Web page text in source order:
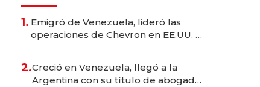
1. Emigró de Venezuela, lideró las
operaciones de Chevron en EE.UU. y
2.Creció en Venezuela, llegó a la
Argentina con su título de abogado